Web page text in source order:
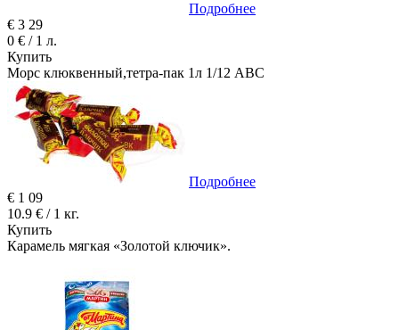
Подробнее
€ 3 29
0 € / 1 л.
Купить
Морс клюквенный,тетра-пак 1л 1/12 ABC
Подробнее
€ 1 09
10.9 € / 1 кг.
Купить
Карамель мягкая «Золотой ключик».